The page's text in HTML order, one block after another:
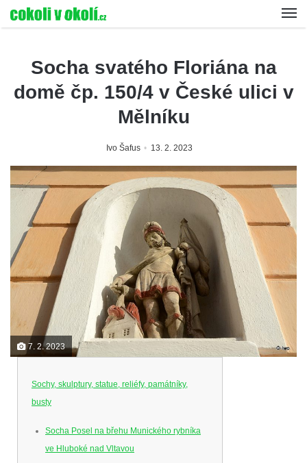
Socha svatého Floriána na
domě čp. 150/4 v České ulici v
Mělníku
Ivo Šafus 13. 2. 2023
7. 2. 2023
Sochy, skulptury, statue, reliéfy, památníky,
busty
Socha Posel na břehu Munického rybníka
ve Hluboké nad Vltavou